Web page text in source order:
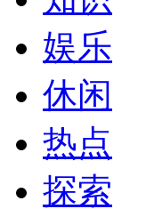
娱乐
休闲
热点
探索